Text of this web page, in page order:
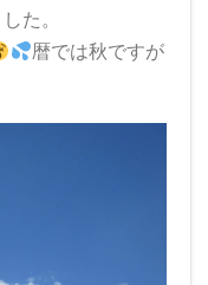
た。
暦では秋ですが